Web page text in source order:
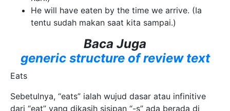
He will have eaten by the time we arrive. (Ia
tentu sudah makan saat kita sampai.)
Baca Juga
generic structure of review text
Eats
Sebetulnya, “eats” ialah wujud dasar atau infinitive
dari “eat” yang dikasih sisipan “-s” ada berada di